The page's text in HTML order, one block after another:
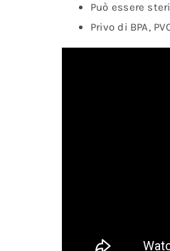
Può essere
Privo di BPA,